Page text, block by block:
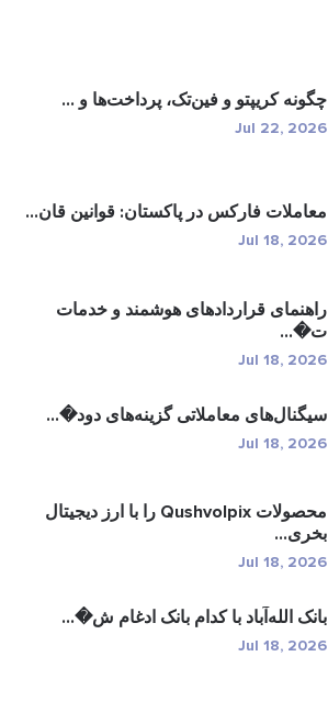
چگونه کریپتو و فین‌تک، پرداخت‌ها و ...
Jul 22, 2026
معاملات فارکس در پاکستان: قوانین قان...
Jul 18, 2026
راهنمای قراردادهای هوشمند و خدمات
ت�...
Jul 18, 2026
سیگنال‌های معاملاتی گزینه‌های دود�...
Jul 18, 2026
محصولات Qushvolpix را با ارز دیجیتال
بخری...
Jul 18, 2026
بانک الله‌آباد با کدام بانک ادغام ش�...
Jul 18, 2026